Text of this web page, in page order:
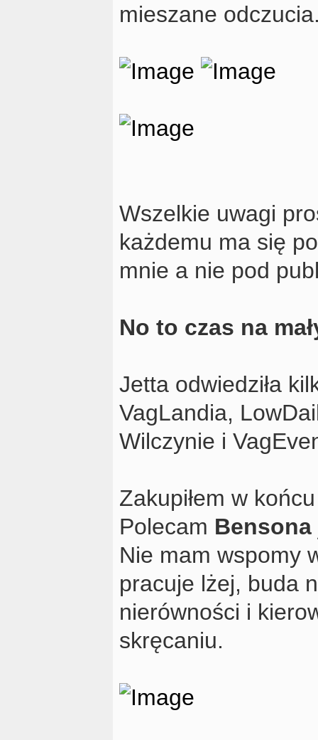
mieszane
Wszelkie uwagi
każdemu ma się
mnie a nie pod
No to czas na
Jetta odwiedziła
VagLandia,
Wilczynie i
Zakupiłem w
Polecam Bensona
Nie mam wspomy
pracuje lżej, buda
nierówności i
skręcaniu.